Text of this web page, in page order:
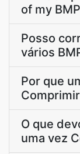
of my
Posso
vários
Por que
O que
uma vez